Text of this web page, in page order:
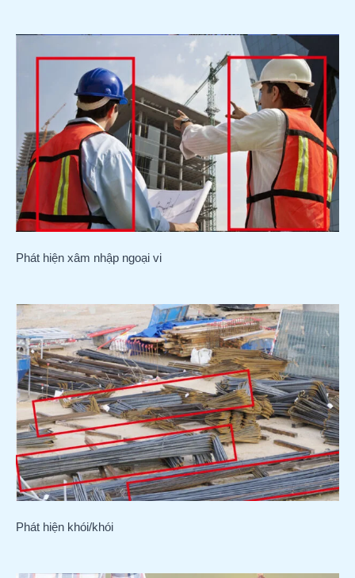
Phát hiện xâm nhập ngoại vi
Phát hiện khói/khói